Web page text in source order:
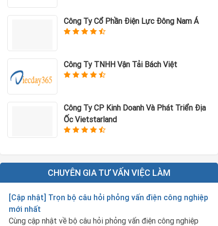
Công Ty Cổ Phần Điện Lực Đông Nam Á
Công Ty TNHH Vận Tải Bách Việt
Công Ty CP Kinh Doanh Và Phát Triển Địa
Ốc Vietstarland
CHUYÊN GIA TƯ VẤN VIỆC LÀM
[Cập nhật] Trọn bộ câu hỏi phỏng vấn điện công nghiệp
mới nhất
Cùng cập nhật về bộ câu hỏi phỏng vấn điện công nghiệp